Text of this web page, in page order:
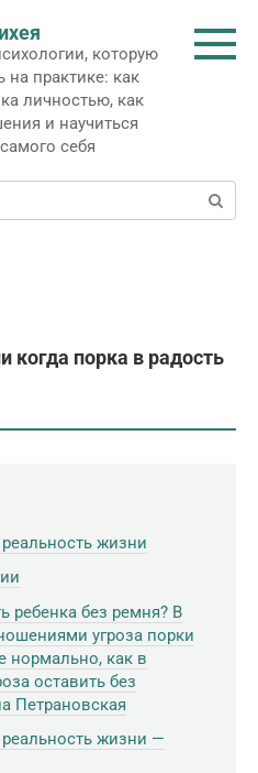
которую
на практике: как
личностью, как
и научиться
себя
когда порка в радость
жизни
ребенка без ремня? В
угроза порки
нормально, как в
оставить без
Петрановская
жизни —